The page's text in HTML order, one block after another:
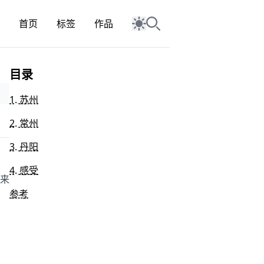
首页 标签 作品
目录
1. 苏州
2. 常州
3. 丹阳
4. 感受
参考